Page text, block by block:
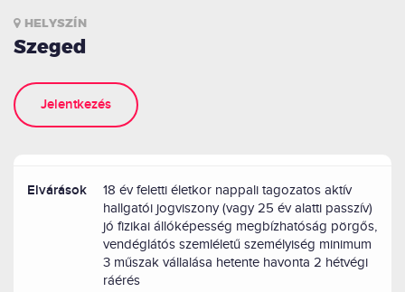
HELYSZÍN
Szeged
Jelentkezés
Elvárások
18 év feletti életkor nappali tagozatos aktív
hallgatói jogviszony (vagy 25 év alatti passzív)
jó fizikai állóképesség megbízhatóság pörgős,
vendéglátós szemléletű személyiség minimum
3 műszak vállalása hetente havonta 2 hétvégi
ráérés